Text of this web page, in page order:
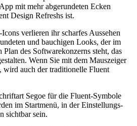
mit mehr abgerundeten Ecken
Design Refreshs ist.
verlieren ihr scharfes Aussehen
und bauchigen Looks, der im
des Softwarekonzerns steht, das
Wenn Sie mit dem Mauszeiger
wird auch der traditionelle Fluent
Segoe für die Fluent-Symbole
im Startmenü, in der Einstellungs-
sichtbar sein.